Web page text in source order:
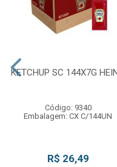
KETCHUP SC 144X7G
Código: 9340
Embalagem: CX C/144UN
R$ 26,49